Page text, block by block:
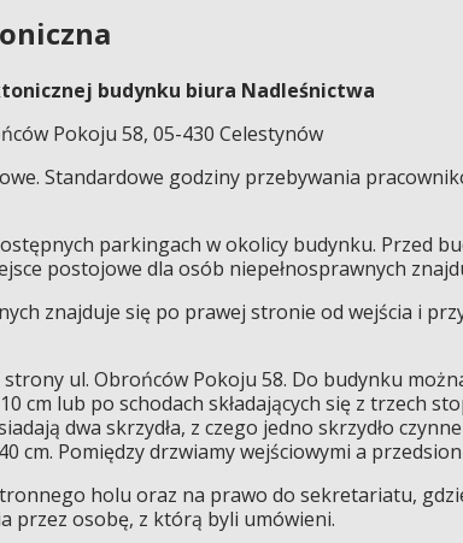
budynku biura Nadleśnictwa
Pokoju 58, 05-430 Celestynów
Standardowe godziny przebywania
parkingach w okolicy budynku. Przed
postojowe dla osób niepełnosprawnych
znajduje się po prawej stronie od wejścia i
ul. Obrońców Pokoju 58. Do budynku
cm lub po schodach składających się z trzech
dwa skrzydła, z czego jedno skrzydło
cm. Pomiędzy drzwiamy wejściowymi a
holu oraz na prawo do sekretariatu,
przez osobę, z którą byli umówieni.